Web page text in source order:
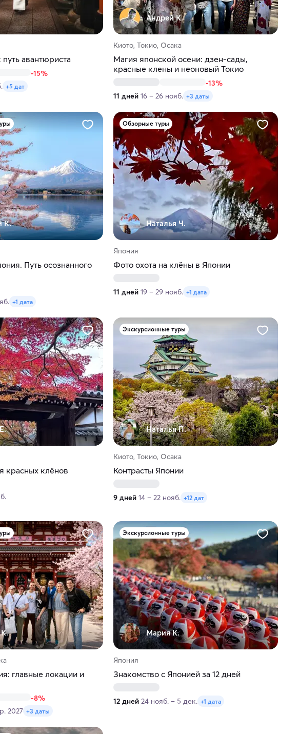
авантюриста
-15%
+5 дат
Андрей К.
Киото, Токио, Осака
Магия японской осени: дзен-сады,
красные клены и неоновый Токио
-13%
11 дней 16 – 26 нояб. +3 даты
К.
Путь осознанного
+1 дата
Обзорные туры
Наталья Ч.
Япония
Фото охота на клёны в Японии
11 дней 19 – 29 нояб. +1 дата
красных клёнов
Экскурсионные туры
Наталья П.
Киото, Токио, Осака
Контрасты Японии
9 дней 14 – 22 нояб. +12 дат
главные локации и
-8%
2027 +3 даты
Экскурсионные туры
Мария К.
Япония
Знакомство с Японией за 12 дней
12 дней 24 нояб. – 5 дек. +1 дата